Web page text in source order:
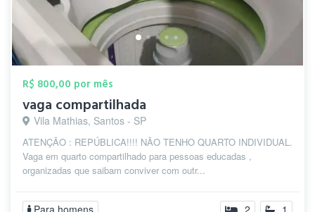
R$ 800,00 por mês
vaga compartilhada
Vila Mathias, Santos - SP
ATENÇÃO : REPÚBLICA!!!! NÃO TENHO QUARTO INDIVIDUAL.
Vaga em quarto compartilhado para pessoas educadas ,
organizadas que saibam conviver com outr...
Para homens 2 1